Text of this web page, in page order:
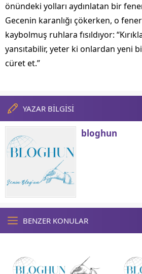
önündeki yolları aydınlatan bir
Gecenin karanlığı çökerken, o
kaybolmuş ruhlara fısıldıyor:
yansıtabilir, yeter ki onlardan yeni
cüret et.”
YAZAR BİLGİSİ
bloghun
BENZER KONULAR